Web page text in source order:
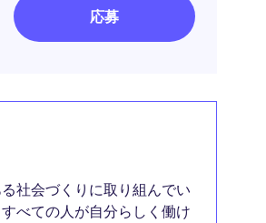
応募
社会づくりに取り組んでい
べての人が自分らしく働け